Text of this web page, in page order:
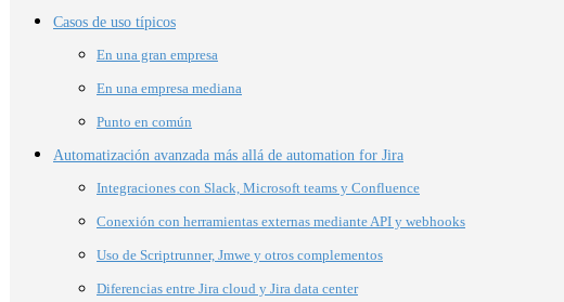
Casos de uso típicos
En una gran empresa
En una empresa mediana
Punto en común
Automatización avanzada más allá de automation for Jira
Integraciones con Slack, Microsoft teams y Confluence
Conexión con herramientas externas mediante API y webhooks
Uso de Scriptrunner, Jmwe y otros complementos
Diferencias entre Jira cloud y Jira data center